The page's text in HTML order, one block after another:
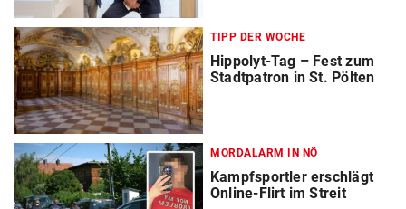
TIPP DER WOCHE
Hippolyt-Tag – Fest zum
Stadtpatron in St. Pölten
MORDALARM IN NÖ
Kampfsportler erschlägt
Online-Flirt im Streit